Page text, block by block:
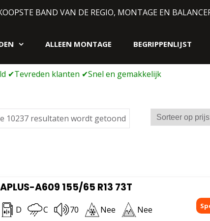
BAND VAN DE REGIO, MONTAGE EN
ALLEEN MONTAGE BEGRIPPENLIJST
10237 resultaten wordt getoond Gesorteerd
op
APLUS-A609 155/65 R13 73T
D C 70 Nee Nee